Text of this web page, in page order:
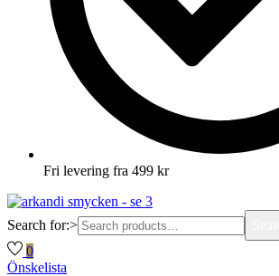
Fri levering fra 499 kr
Search for:>
0
Önskelista